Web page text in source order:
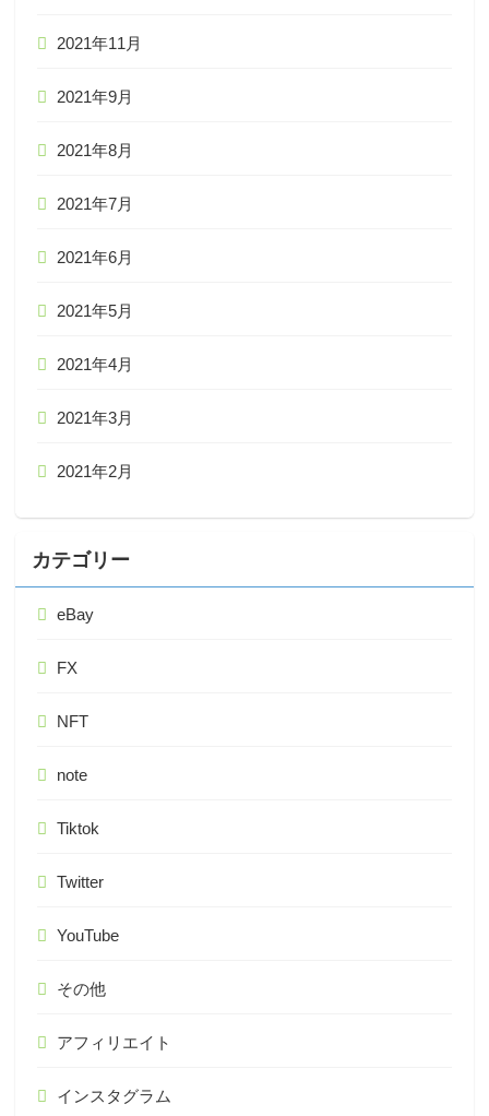
2021年11月
2021年9月
2021年8月
2021年7月
2021年6月
2021年5月
2021年4月
2021年3月
2021年2月
カテゴリー
eBay
FX
NFT
note
Tiktok
Twitter
YouTube
その他
アフィリエイト
インスタグラム